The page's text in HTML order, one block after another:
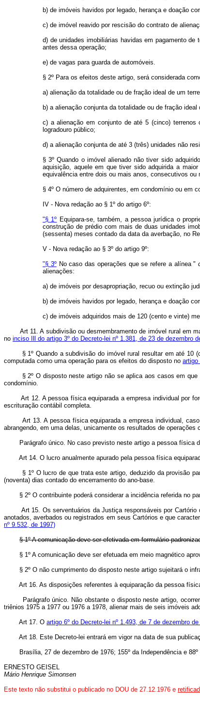
b) de imóveis havidos por legado, herança e doação
c) de imóvel reavido por rescisão do contrato de
d) de unidades imobiliárias havidas em pagamento de
antes dessa operação;
e) de vagas para guarda de automóveis.
§ 2º Para os efeitos deste artigo, será considerada
a) alienação da totalidade ou de fração ideal de um
b) a alienação conjunta da totalidade ou de fração
c) a alienação em conjunto de até 5 (cinco) terrenos
logradouro público;
d) a alienação conjunta de até 3 (três) unidades não
§ 3º Quando o imóvel alienado não tiver sido
aquisição, aquele em que tiver sido adquirida a
equivalência entre dois ou mais anos, consecutivos ou
§ 4º O número de adquirentes, em condomínio ou em
IV - Nova redação ao § 1º do artigo 6º:
"§ 1º Equipara-se, também, a pessoa jurídica o
construção de prédio com mais de duas unidades
(sessenta) meses contado da data da averbação, no
V - Nova redação ao § 3º do artigo 9º:
"§ 3ºNo caso das operações que se refere a alínea "
alienações:
a) de imóveis por desapropriação, recuo ou extinção
b) de imóveis havidos por legado, herança e doação
c) de imóveis adquiridos mais de 120 (cento e vinte)
Art 11. A subdivisão ou desmembramento de imóvel rural em
no inciso Ill do artigo 3º do Decreto-lei nº 1.381, de 23 de dezembro
§ 1º Quando a subdivisão do imóvel rural resultar em até
computada como uma operação para os efeitos do disposto no artigo
§ 2º O disposto neste artigo não se aplica aos casos em
condomínio.
Art 12. A pessoa física equiparada a empresa individual por
escrituração contábil completa.
Art 13. A pessoa física equiparada a empresa individual,
abrangendo, em uma delas, unicamente os resultados de operações
Parágrafo único. No caso previsto neste artigo a pessoa física
Art 14. O lucro anualmente apurado pela pessoa física
§ 1º O lucro de que trata este artigo, deduzido da provisão
(noventa) dias contado do encerramento do ano-base.
§ 2º O contribuinte poderá considerar a incidência referida no
Art 15. Os serventuários da Justiça responsáveis por
anotados, averbados ou registrados em seus Cartórios e que
nº 9.532, de 1997)
§ 1º A comunicação deve ser efetivada em formulário
§ 1º A comunicação deve ser efetuada em meio magnético
§ 2º O não cumprimento do disposto neste artigo sujeitará o
Art 16. As disposições referentes à equiparação da pessoa
Parágrafo único. Não obstante o disposto neste artigo, ocorrerá
triênios 1975 a 1977 ou 1976 a 1978, alienar mais de seis imóveis
Art 17. O artigo 6º do Decreto-lei nº 1.493, de 7 de dezembro de
Art 18. Este Decreto-lei entrará em vigor na data de sua
Brasília, 27 de dezembro de 1976; 155º da Independência e 88º
ERNESTO GEISEL
Mário Henrique Simonsen
Este texto não substitui o publicado no DOU de 27.12.1976 e